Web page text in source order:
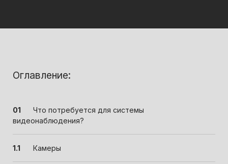
Оглавление:
Что потребуется для системы
видеонаблюдения?
Камеры